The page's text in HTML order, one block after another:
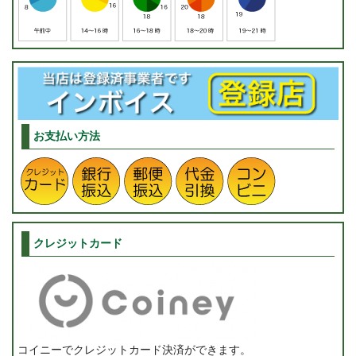
お支払い方法
クレジットカード
コイニーでクレジットカード決済ができます。